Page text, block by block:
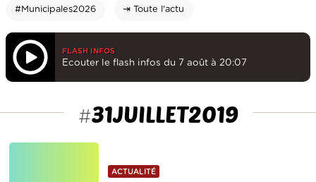
#Municipales2026 ⇥ Toute l'actu
FLASH INFOS
Ecouter le flash infos du 7 août à 20:07
#31JUILLET2019
ACTUALITÉ